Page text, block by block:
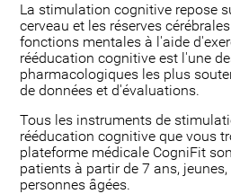
La stimulation cognitive repose
cerveau et les réserves
fonctions mentales à l'aide
rééducation cognitive est l'une
pharmacologiques les plus
de données et d'évaluations.
Tous les instruments de
rééducation cognitive que vous
plateforme médicale CogniFit
patients à partir de 7 ans,
personnes âgées.